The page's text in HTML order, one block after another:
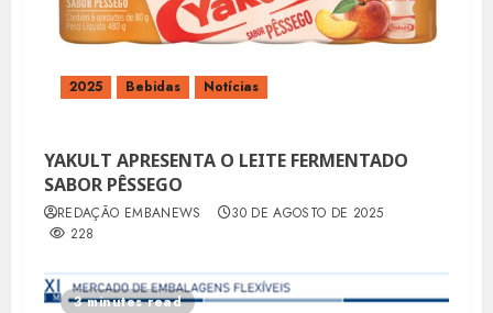
2025 Bebidas Notícias
YAKULT APRESENTA O LEITE FERMENTADO
SABOR PÊSSEGO
REDAÇÃO EMBANEWS
30 DE AGOSTO DE 2025
228
3 minutes read